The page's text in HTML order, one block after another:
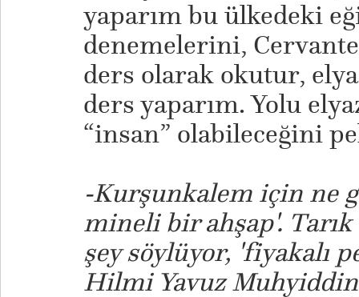
yaparım bu ülkedeki
denemelerini,
ders olarak okutur,
ders yaparım. Yolu
“insan” olabileceğini
-Kurşunkalem için ne
mineli bir ahşap'.
şey söylüyor, 'fiyakalı
Hilmi Yavuz